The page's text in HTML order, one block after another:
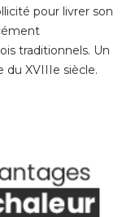
pour livrer son
traditionnels. Un
du XVIIIe siècle.